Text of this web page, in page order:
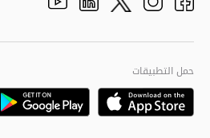
الهيكل التنظيمي
الجودة العالمية
مراكز خدمة أبوظبى
Facebook
Instagram
Twitter
Linkedin
Youtube
حمل التطبيقات
Google
Playstore